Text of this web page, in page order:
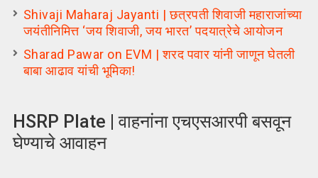
Shivaji Maharaj Jayanti | छत्रपती शिवाजी महाराजांच्या
जयंतीनिमित्त ‘जय शिवाजी, जय भारत’ पदयात्रेचे आयोजन
Sharad Pawar on EVM | शरद पवार यांनी जाणून घेतली
बाबा आढाव यांची भूमिका!
HSRP Plate | वाहनांना एचएसआरपी बसवून
घेण्याचे आवाहन